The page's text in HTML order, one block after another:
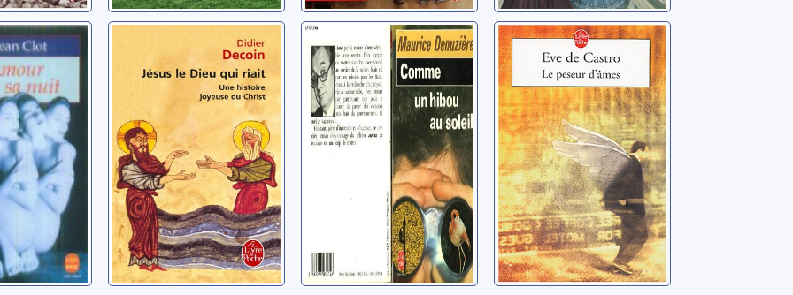
Jésus le Dieu qui
riait: une histoire
joyeuse du Christ
Decoin, Didier
Comme un hibou
au soleil
Denuzière, Maurice
Le peseur
d'âmes: roman
Castro, Eve de